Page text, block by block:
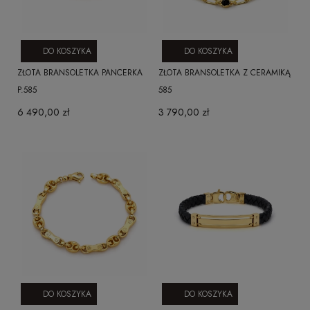
ZŁOTA BRANSOLETKA PANCERKA
P.585
6 490,00 zł
DO KOSZYKA
ZŁOTA BRANSOLETKA Z CERAMIKĄ
585
3 790,00 zł
DO KOSZYKA
DO KOSZYKA
DO KOSZYKA